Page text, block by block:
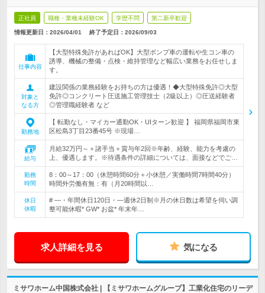
正社員 職種・業種未経験OK 学歴不問 第二新卒歓迎
情報更新日：2026/04/01 終了予定日： 2026/09/03
仕事内容
【大型特殊免許があればOK】大型ポンプ車の運転や生コン車の
誘導、機械の整備・点検・維持管理など幅広い業務をお任せしま
す。
対象と
なる方
建設関係の業務経験をお持ちの方は優遇！◆大型特殊免許◎大型
免許◎コンクリート圧送施工管理技士（2級以上）◎圧送経験者
◎管理職経験者 など
勤務地
【 転勤なし・マイカー通勤OK・UIターン歓迎 】 福岡県福岡市東
区松島3丁目23番45号 ※現場…
給与
月給32万円～＋諸手当＋賞与年2回※年齢、経験、能力を考慮の
上、優遇します。※待遇条件の詳細については、面接などでご…
勤務
時間
8：00～17：00（休憩時間60分＋小休憩／実働時間7時間40分）
時間外労働有無：有（月20時間以…
休日
休暇
# ―・年間休日120日・―週休2日制※月の休日数は希望を伺い調
整可能休暇* GW* お盆* 年末年…
求人詳細を見る 気になる
ミサワホーム中国株式会社 | 【ミサワホームグループ】工業化住宅のリーデ